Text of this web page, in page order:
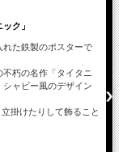
ク」
た鉄製のポスターで
朽の名作「タイタニ
シャビー風のデザイン
掛けたりして飾ること